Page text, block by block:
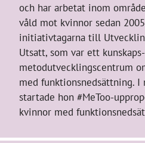
och har arbetat inom
våld mot kvinnor sedan
initiativtagarna till
Utsatt, som var ett
metodutvecklingscentrum
med funktionsnedsättning. I
startade hon #MeToo-
kvinnor med